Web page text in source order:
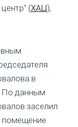
(ХАЦ),
в
По данным
заселил
помещение